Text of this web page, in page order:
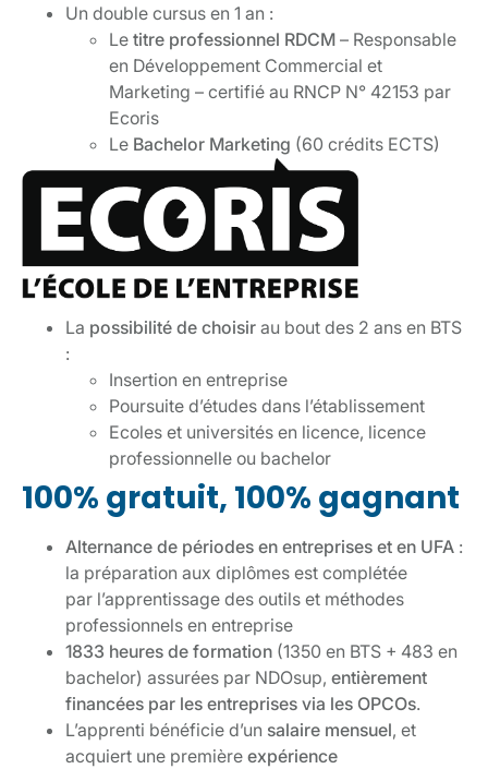
Un double cursus en 1 an :
Le titre professionnel RDCM – Responsable
en Développement Commercial et
Marketing – certifié au RNCP N° 42153 par
Ecoris
Le Bachelor Marketing (60 crédits ECTS)
La possibilité de choisir au bout des 2 ans en BTS
:
Insertion en entreprise
Poursuite d’études dans l’établissement
Ecoles et universités en licence, licence
professionnelle ou bachelor
100% gratuit, 100% gagnant
Alternance de périodes en entreprises et en UFA :
la préparation aux diplômes est complétée
par l’apprentissage des outils et méthodes
professionnels en entreprise
1833 heures de formation (1350 en BTS + 483 en
bachelor) assurées par NDOsup, entièrement
financées par les entreprises via les OPCOs.
L’apprenti bénéficie d’un salaire mensuel, et
acquiert une première expérience